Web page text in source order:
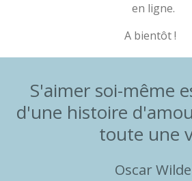
en ligne.
A bientôt !
S'aimer soi-même
d'une histoire
toute une
Oscar Wilde